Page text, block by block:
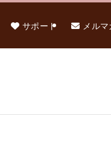
サポート メル